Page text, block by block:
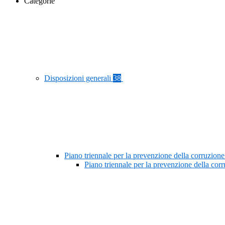
Disposizioni generali 38
Piano triennale per la prevenzione della
Piano triennale per la prevenzione della